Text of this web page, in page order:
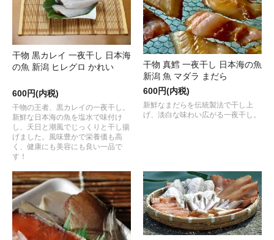
干物 黒カレイ 一夜干し 日本海
の魚 新潟 ヒレグロ かれい
600円(内税)
干物の王者、黒カレイの一夜干し。
新鮮な日本海の魚を塩水で味付け
し、天日と潮風でじっくりと干し揚
げました。風味豊かで栄養価も高
く、健康にも美容にも良い一品で
す！
干物 真鱈 一夜干し 日本海の魚
新潟 魚 マダラ まだら
600円(内税)
新鮮なまだらを伝統製法で干し上
げ、淡白な味わい広がる一夜干し。